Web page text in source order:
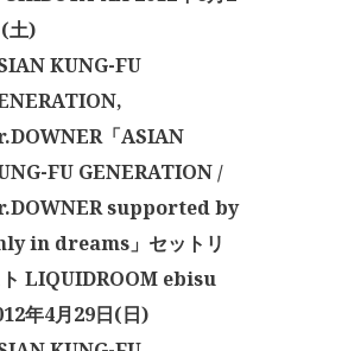
土)
KUNG-FU
「ASIAN
FU GENERATION /
supported by
in dreams」セットリ
LIQUIDROOM ebisu
年4月29日(日)